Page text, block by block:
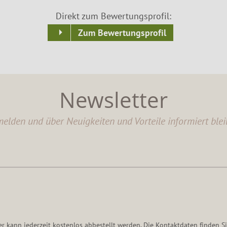
Direkt zum Bewertungsprofil:
Zum Bewertungsprofil
Newsletter
und über Neuigkeiten und Vorteile informiert
kann jederzeit kostenlos abbestellt werden. Die Kontaktdaten finden